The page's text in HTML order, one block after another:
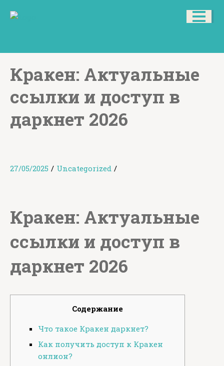
Кракен: Актуальные
ссылки и доступ в
даркнет 2026
27/05/2025 / Uncategorized /
Кракен: Актуальные
ссылки и доступ в
даркнет 2026
Содержание
Что такое Кракен даркнет?
Как получить доступ к Кракен
онлион?